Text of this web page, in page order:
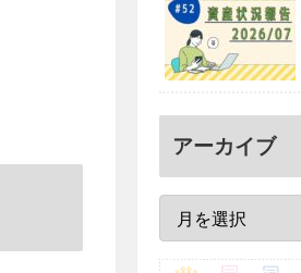
アーカイブ